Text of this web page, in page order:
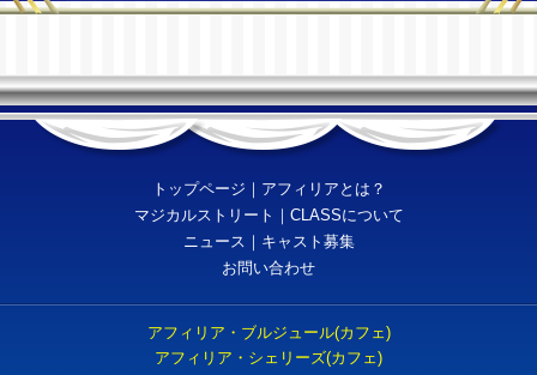
トップページ ｜ アフィリアとは？
マジカルストリート ｜ CLASSについて
ニュース ｜ キャスト募集
お問い合わせ
アフィリア・ブルジュール(カフェ)
アフィリア・シェリーズ(カフェ)